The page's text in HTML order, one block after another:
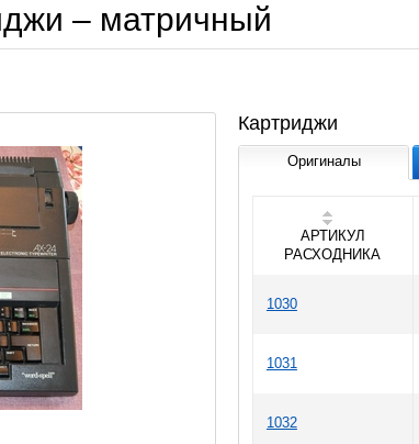
– матричный
Картриджи
Оригиналы
АРТИКУЛ
РАСХОДНИКА
1030
1031
1032